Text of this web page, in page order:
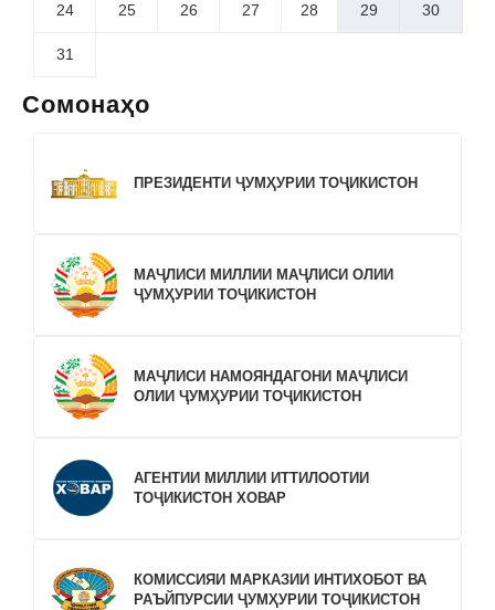
24 25 26 27 28 29 30
31
Сомонаҳо
ПРЕЗИДЕНТИ ҶУМҲУРИИ ТОҶИКИСТОН
МАҶЛИСИ МИЛЛИИ МАҶЛИСИ ОЛИИ
ҶУМҲУРИИ ТОҶИКИСТОН
МАҶЛИСИ НАМОЯНДАГОНИ МАҶЛИСИ
ОЛИИ ҶУМҲУРИИ ТОҶИКИСТОН
АГЕНТИИ МИЛЛИИ ИТТИЛООТИИ
ТОҶИКИСТОН ХОВАР
КОМИССИЯИ МАРКАЗИИ ИНТИХОБОТ ВА
РАЪЙПУРСИИ ҶУМҲУРИИ ТОҶИКИСТОН